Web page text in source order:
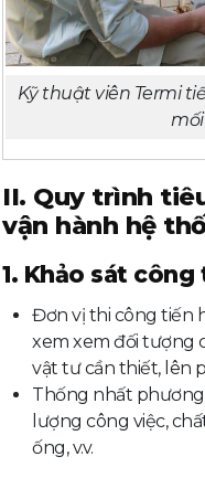
Kỹ thuật viên Termi
II. Quy trình
vận hành hệ
1. Khảo sát công
Đơn vị thi công tiến
xem xem đối tượng
vật tư cần thiết, lên
Thống nhất
lượng công việc,
ống, v.v.